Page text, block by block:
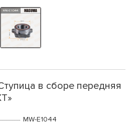
в сборе передняя
MW-E1044